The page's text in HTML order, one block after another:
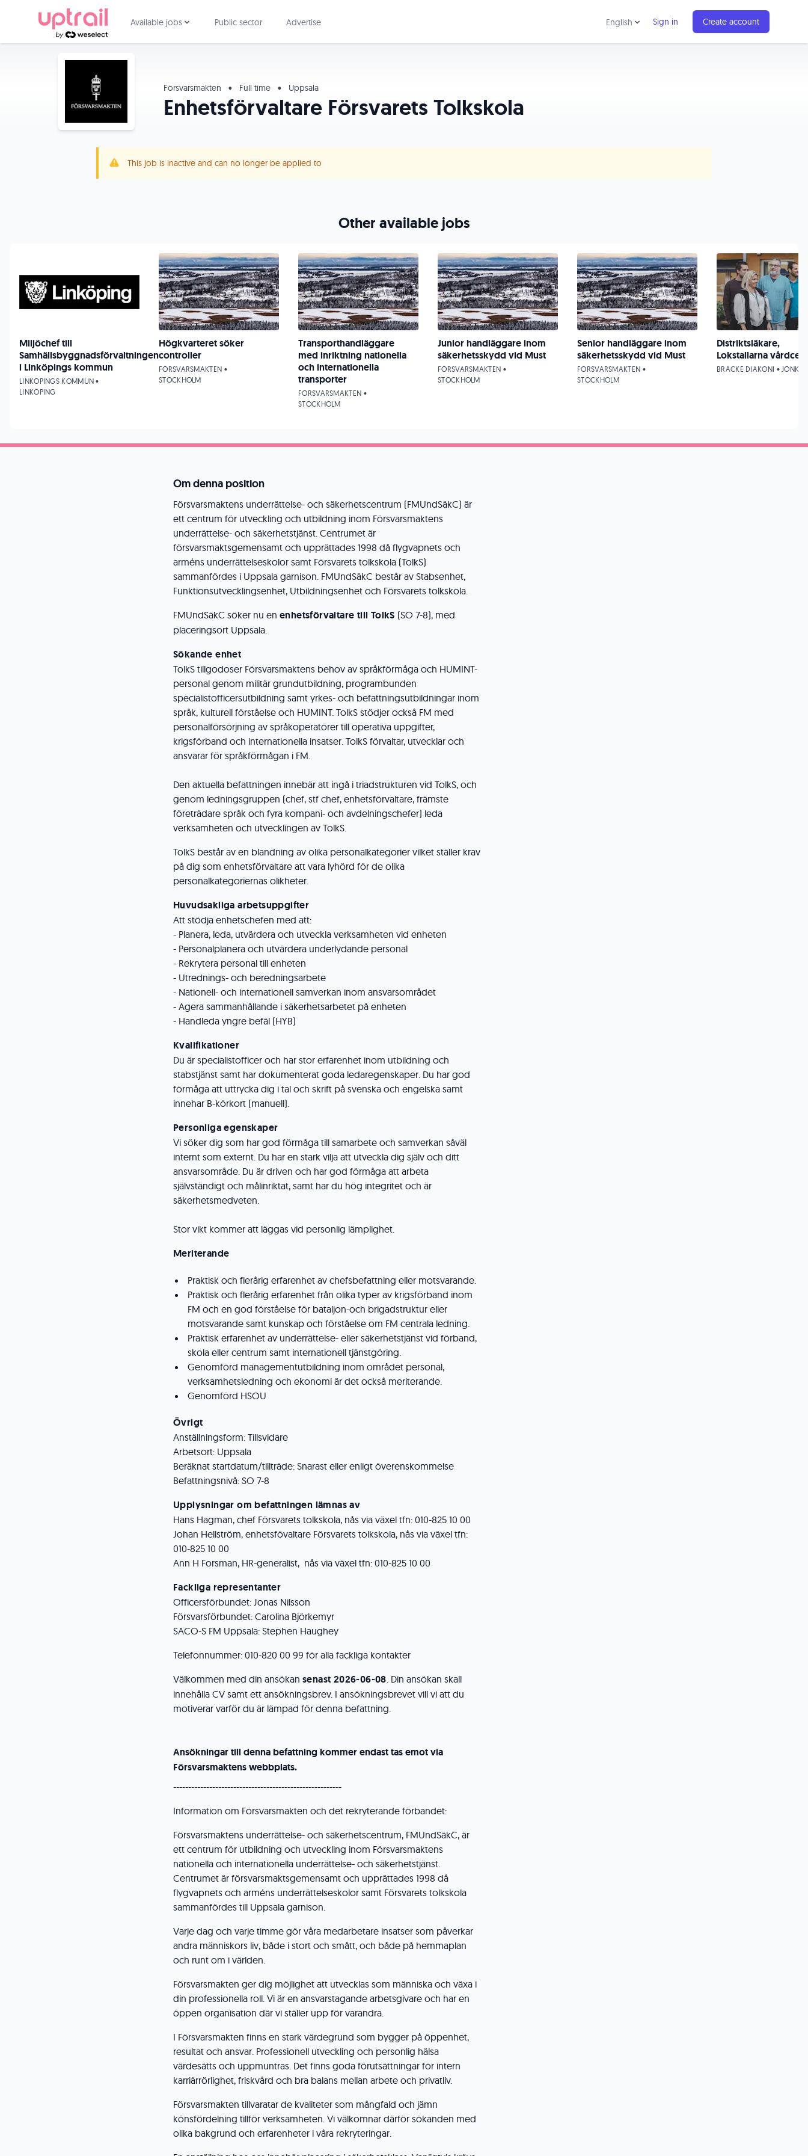
Available jobs Public sector Advertise English Sign in Create account
Försvarsmakten • Full time • Uppsala
Enhetsförvaltare Försvarets Tolkskola
This job is inactive and can no longer be applied to
Om denna position
Försvarsmaktens underrättelse- och säkerhetscentrum (FMUndSäkC) är
ett centrum för utveckling och utbildning inom Försvarsmaktens
underrättelse- och säkerhetstjänst. Centrumet är
försvarsmaktsgemensamt och upprättades 1998 då flygvapnets och
arméns underrättelseskolor samt Försvarets tolkskola (TolkS)
sammanfördes i Uppsala garnison. FMUndSäkC består av Stabsenhet,
Funktionsutvecklingsenhet, Utbildningsenhet och Försvarets tolkskola.
FMUndSäkC söker nu en enhetsförvaltare till TolkS (SO 7-8), med
placeringsort Uppsala.
Sökande enhet
TolkS tillgodoser Försvarsmaktens behov av språkförmåga och HUMINT-
personal genom militär grundutbildning, programbunden
specialistofficersutbildning samt yrkes- och befattningsutbildningar inom
språk, kulturell förståelse och HUMINT. TolkS stödjer också FM med
personalförsörjning av språkoperatörer till operativa uppgifter,
krigsförband och internationella insatser. TolkS förvaltar, utvecklar och
ansvarar för språkförmågan i FM.
Den aktuella befattningen innebär att ingå i triadstrukturen vid TolkS, och
genom ledningsgruppen (chef, stf chef, enhetsförvaltare, främste
företrädare språk och fyra kompani- och avdelningschefer) leda
verksamheten och utvecklingen av TolkS.
TolkS består av en blandning av olika personalkategorier vilket ställer krav
på dig som enhetsförvaltare att vara lyhörd för de olika
personalkategoriernas olikheter.
Huvudsakliga arbetsuppgifter
Att stödja enhetschefen med att:
- Planera, leda, utvärdera och utveckla verksamheten vid enheten
- Personalplanera och utvärdera underlydande personal
- Rekrytera personal till enheten
- Utrednings- och beredningsarbete
- Nationell- och internationell samverkan inom ansvarsområdet
- Agera sammanhållande i säkerhetsarbetet på enheten
- Handleda yngre befäl (HYB)
Kvalifikationer
Du är specialistofficer och har stor erfarenhet inom utbildning och
stabstjänst samt har dokumenterat goda ledaregenskaper. Du har god
förmåga att uttrycka dig i tal och skrift på svenska och engelska samt
innehar B-körkort (manuell).
Personliga egenskaper
Vi söker dig som har god förmåga till samarbete och samverkan såväl
internt som externt. Du har en stark vilja att utveckla dig själv och ditt
ansvarsområde. Du är driven och har god förmåga att arbeta
självständigt och målinriktat, samt har du hög integritet och är
säkerhetsmedveten.
Stor vikt kommer att läggas vid personlig lämplighet.
Meriterande
Praktisk och flerårig erfarenhet av chefsbefattning eller motsvarande.
Praktisk och flerårig erfarenhet från olika typer av krigsförband inom
FM och en god förståelse för bataljon-och brigadstruktur eller
motsvarande samt kunskap och förståelse om FM centrala ledning.
Praktisk erfarenhet av underrättelse- eller säkerhetstjänst vid förband,
skola eller centrum samt internationell tjänstgöring.
Genomförd managementutbildning inom området personal,
verksamhetsledning och ekonomi är det också meriterande.
Genomförd HSOU
Övrigt
Anställningsform: Tillsvidare
Arbetsort: Uppsala
Beräknat startdatum/tillträde: Snarast eller enligt överenskommelse
Befattningsnivå: SO 7-8
Upplysningar om befattningen lämnas av
Hans Hagman, chef Försvarets tolkskola, nås via växel tfn: 010-825 10 00
Johan Hellström, enhetsfövaltare Försvarets tolkskola, nås via växel tfn:
010-825 10 00
Ann H Forsman, HR-generalist, nås via växel tfn: 010-825 10 00
Fackliga representanter
Officersförbundet: Jonas Nilsson
Försvarsförbundet: Carolina Björkemyr
SACO-S FM Uppsala: Stephen Haughey
Telefonnummer: 010-820 00 99 för alla fackliga kontakter
Välkommen med din ansökan senast 2026-06-08. Din ansökan skall
innehålla CV samt ett ansökningsbrev. I ansökningsbrevet vill vi att du
motiverar varför du är lämpad för denna befattning.
Ansökningar till denna befattning kommer endast tas emot via
Försvarsmaktens webbplats.
--------------------------------------------------------
Information om Försvarsmakten och det rekryterande förbandet:
Försvarsmaktens underrättelse- och säkerhetscentrum, FMUndSäkC, är
ett centrum för utbildning och utveckling inom Försvarsmaktens
nationella och internationella underrättelse- och säkerhetstjänst.
Centrumet är försvarsmaktsgemensamt och upprättades 1998 då
flygvapnets och arméns underrättelseskolor samt Försvarets tolkskola
sammanfördes till Uppsala garnison.
Varje dag och varje timme gör våra medarbetare insatser som påverkar
andra människors liv, både i stort och smått, och både på hemmaplan
och runt om i världen.
Försvarsmakten ger dig möjlighet att utvecklas som människa och växa i
din professionella roll. Vi är en ansvarstagande arbetsgivare och har en
öppen organisation där vi ställer upp för varandra.
I Försvarsmakten finns en stark värdegrund som bygger på öppenhet,
resultat och ansvar. Professionell utveckling och personlig hälsa
värdesätts och uppmuntras. Det finns goda förutsättningar för intern
karriärrörlighet, friskvård och bra balans mellan arbete och privatliv.
Försvarsmakten tillvaratar de kvaliteter som mångfald och jämn
könsfördelning tillför verksamheten. Vi välkomnar därför sökanden med
olika bakgrund och erfarenheter i våra rekryteringar.
Other available jobs
Miljöchef till
Samhällsbyggnadsförvaltningen
i Linköpings kommun
LINKÖPINGS KOMMUN •
LINKÖPING
Högkvarteret söker
controller
FÖRSVARSMAKTEN •
STOCKHOLM
Transporthandläggare
med inriktning nationella
och internationella
transporter
FÖRSVARSMAKTEN •
STOCKHOLM
Junior handläggare inom
säkerhetsskydd vid Must
FÖRSVARSMAKTEN •
STOCKHOLM
Senior handläggare inom
säkerhetsskydd vid Must
FÖRSVARSMAKTEN •
STOCKHOLM
Distriktsläkare,
Lokstallarna
BRÄCKE DIAKONI •